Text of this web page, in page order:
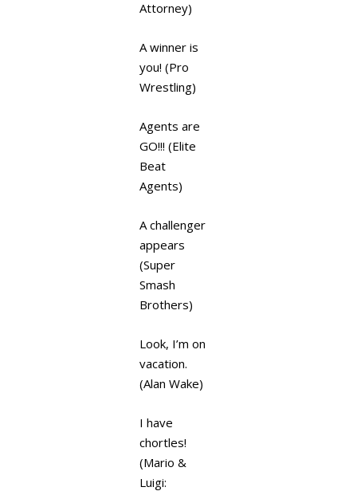
Attorney)
A winner is
you! (Pro
Wrestling)
Agents are
GO!!! (Elite
Beat
Agents)
A challenger
appears
(Super
Smash
Brothers)
Look, I’m on
vacation.
(Alan Wake)
I have
chortles!
(Mario &
Luigi: